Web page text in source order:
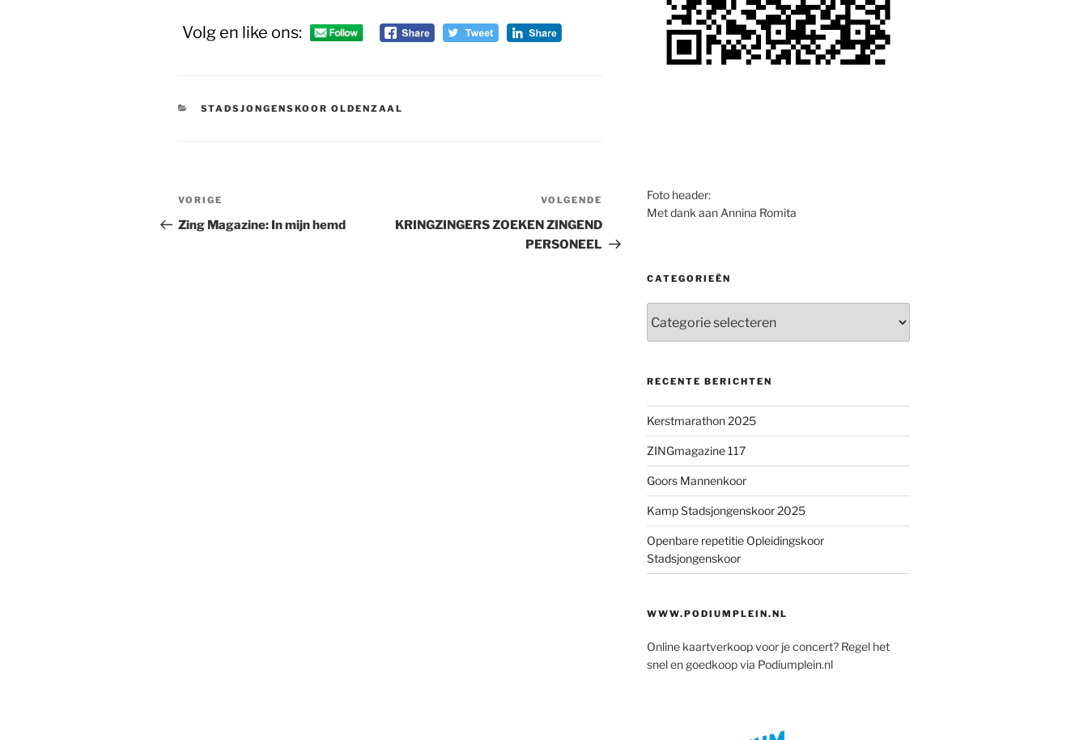
Volg en like ons:
CATEGORIEËN
STADSJONGENSKOOR OLDENZAAL
Bericht
navigatie
Vorig
bericht
VORIGE
Zing Magazine: In mijn hemd
Volgend
bericht
VOLGENDE
KRINGZINGERS ZOEKEN ZINGEND
PERSONEEL
Foto header:
Met dank aan Annina Romita
CATEGORIEËN
RECENTE BERICHTEN
Kerstmarathon 2025
ZINGmagazine 117
Goors Mannenkoor
Kamp Stadsjongenskoor 2025
Openbare repetitie Opleidingskoor
Stadsjongenskoor
WWW.PODIUMPLEIN.NL
Online kaartverkoop voor je concert? Regel het
snel en goedkoop via Podiumplein.nl